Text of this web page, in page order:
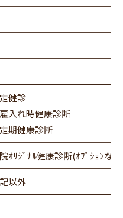
健診
雇入れ時健康診断
定期健康診断
ｵﾘｼﾞﾅﾙ健康診断(ｵﾌﾟｼｮﾝな
以外